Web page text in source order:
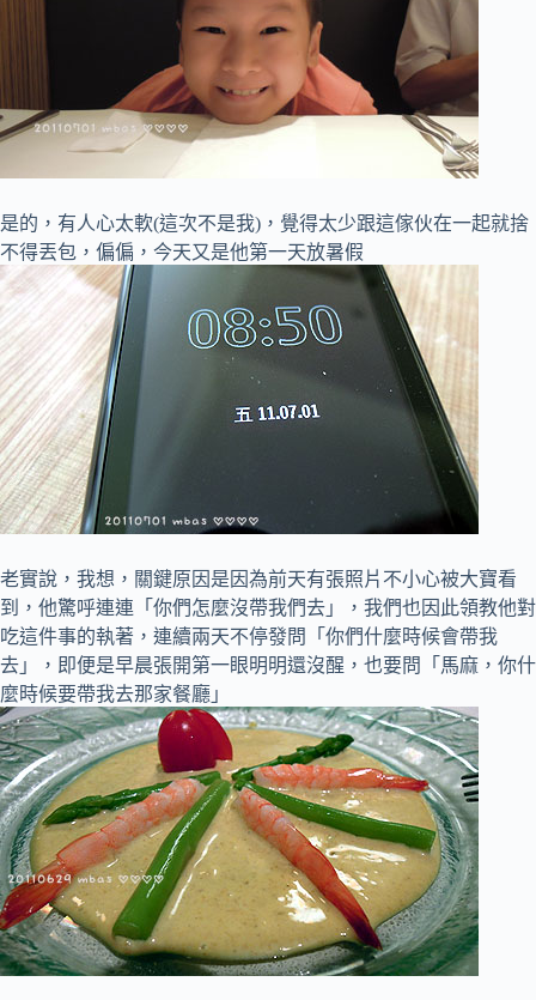
是的，有人心太軟(這次不是我)，覺得太少跟這傢伙在一起就捨
不得丟包，偏偏，今天又是他第一天放暑假
老實說，我想，關鍵原因是因為前天有張照片不小心被大寶看
到，他驚呼連連「你們怎麼沒帶我們去」，我們也因此領教他對
吃這件事的執著，連續兩天不停發問「你們什麼時候會帶我
去」，即便是早晨張開第一眼明明還沒醒，也要問「馬麻，你什
麼時候要帶我去那家餐廳」